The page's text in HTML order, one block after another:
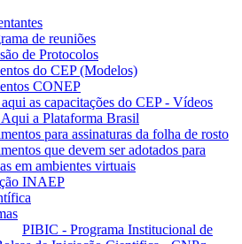
de reuniões
de Protocolos
do CEP (Modelos)
CONEP
as capacitações do CEP - Vídeos
Aqui a Plataforma Brasil
para assinaturas da folha de rosto
que devem ser adotados para
em ambientes virtuais
INAEP
PIBIC - Programa Institucional de